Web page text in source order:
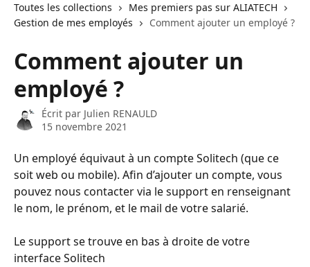
Toutes les collections
Mes premiers pas sur ALIATECH
Gestion de mes employés
Comment ajouter un employé ?
Comment ajouter un
employé ?
Écrit par Julien RENAULD
15 novembre 2021
Un employé équivaut à un compte Solitech (que ce
soit web ou mobile). Afin d’ajouter un compte, vous
pouvez nous contacter via le support en renseignant
le nom, le prénom, et le mail de votre salarié.
Le support se trouve en bas à droite de votre
interface Solitech